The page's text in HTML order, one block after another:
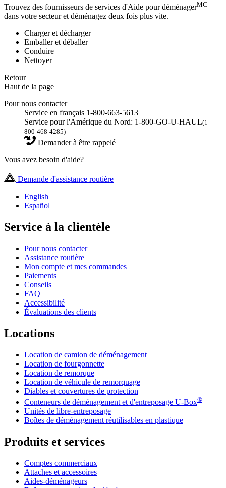
Trouvez des fournisseurs de services d'Aide pour déménagerMC
dans votre secteur et déménagez deux fois plus vite.
Charger et décharger
Emballer et déballer
Conduire
Nettoyer
Retour
Haut de la page
Pour nous contacter
Service en français 1-800-663-5613
Service pour l'Amérique du Nord: 1-800-GO-U-HAUL(1-
800-468-4285)
Demander à être rappelé
Vous avez besoin d'aide?
Demande d'assistance routière
English
Español
Service à la clientèle
Pour nous contacter
Assistance routière
Mon compte et mes commandes
Paiements
Conseils
FAQ
Accessibilité
Évaluations des clients
Locations
Location de camion de déménagement
Location de fourgonnette
Location de remorque
Location de véhicule de remorquage
Diables et couvertures de protection
Conteneurs de déménagement et d'entreposage U-Box®
Unités de libre-entreposage
Boîtes de déménagement réutilisables en plastique
Produits et services
Comptes commerciaux
Attaches et accessoires
Aides-déménageurs